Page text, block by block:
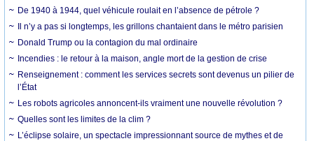
De 1940 à 1944, quel véhicule roulait en l’absence de pétrole ?
Il n’y a pas si longtemps, les grillons chantaient dans le métro parisien
Donald Trump ou la contagion du mal ordinaire
Incendies : le retour à la maison, angle mort de la gestion de crise
Renseignement : comment les services secrets sont devenus un pilier de
l’État
Les robots agricoles annoncent-ils vraiment une nouvelle révolution ?
Quelles sont les limites de la clim ?
L’éclipse solaire, un spectacle impressionnant source de mythes et de